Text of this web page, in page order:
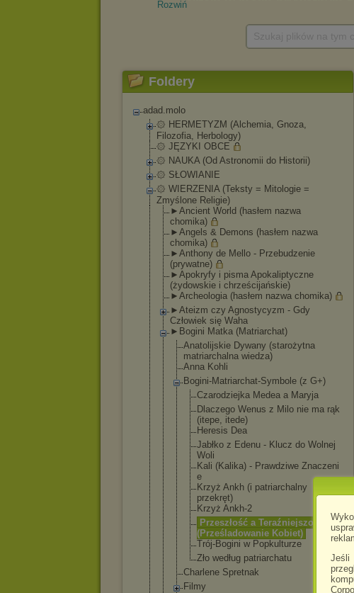
Rozwiń
Foldery
adad.molo
۞ HERMETYZM (Alchemia, Gnoza,
Filozofia, Herbology)
۞ JĘZYKI OBCE
۞ NAUKA (Od Astronomii do Historii)
۞ SŁOWIANIE
۞ WIERZENIA (Teksty = Mitologie =
Zmyślone Religie)
►Ancient World (hasłem nazwa
chomika)
►Angels & Demons (hasłem nazwa
chomika)
►Anthony de Mello - Przebudzenie
(prywatne)
►Apokryfy i pisma Apokaliptyczne
(żydowskie i chrześcijańskie)
►Archeologia (hasłem nazwa chomika)
►Ateizm czy Agnostycyzm - Gdy
Człowiek się Waha
►Bogini Matka (Matriarchat)
Anatolijskie Dywany (starożytna
matriarchal na wiedza)
Anna Kohli
Bogini-Matriarchat-Sym bole (z G+)
Czarodziejka Medea a Maryja
Dlaczego Wenus z Milo nie ma rąk
(itepe, itede)
Heresis Dea
Jabłko z Edenu - Klucz do Wolnej
Woli
Kali (Kalika) - Prawdziwe Znaczeni
e
Krzyż Ankh (i patriarc halny
przekręt)
Krzyż Ankh-2
Przeszłość a Teraźniejszość
(Prześladowanie Kobiet)
Trój-Bogini w Popkulturze
Zło według patriarc hatu
Charlene Spretnak
Filmy